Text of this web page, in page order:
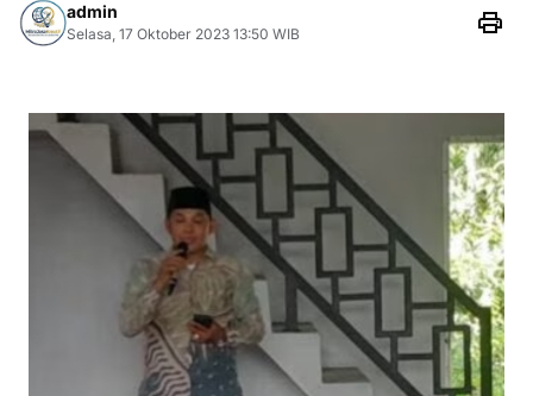
admin
Selasa, 17 Oktober 2023 13:50 WIB